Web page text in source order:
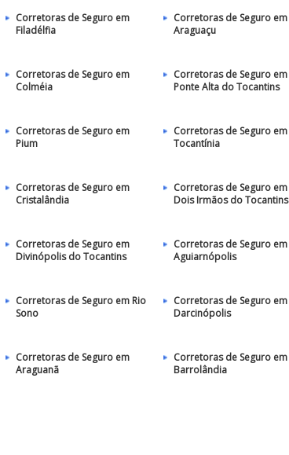
Corretoras de Seguro em
Filadélfia
Corretoras de Seguro em
Araguaçu
Corretoras de Seguro em
Colméia
Corretoras de Seguro em
Ponte Alta do Tocantins
Corretoras de Seguro em
Pium
Corretoras de Seguro em
Tocantínia
Corretoras de Seguro em
Cristalândia
Corretoras de Seguro em
Dois Irmãos do Tocantins
Corretoras de Seguro em
Divinópolis do Tocantins
Corretoras de Seguro em
Aguiarnópolis
Corretoras de Seguro em Rio
Sono
Corretoras de Seguro em
Darcinópolis
Corretoras de Seguro em
Araguanã
Corretoras de Seguro em
Barrolândia